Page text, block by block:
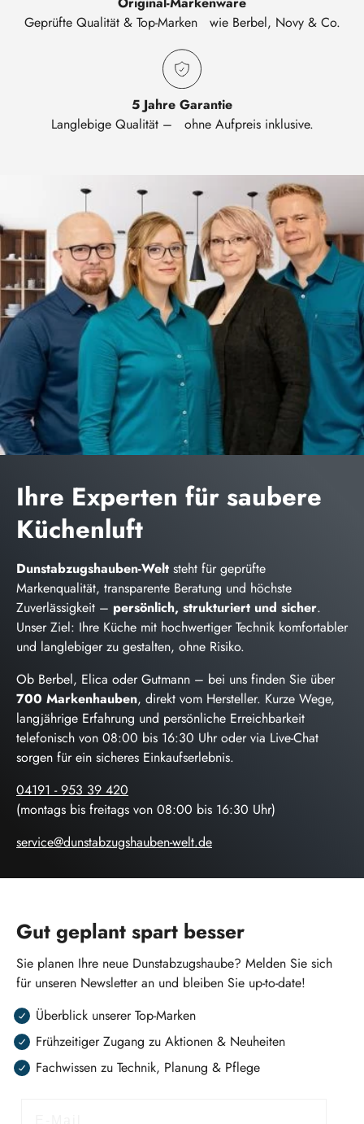
Geprüfte Qualität & Top-Marken wie Berbel, Novy & Co.
5 Jahre Garantie
Langlebige Qualität – ohne Aufpreis inklusive.
Ihre Experten für saubere
Küchenluft
Dunstabzugshauben-Welt steht für geprüfte
Markenqualität, transparente Beratung und höchste
Zuverlässigkeit – persönlich, strukturiert und sicher.
Unser Ziel: Ihre Küche mit hochwertiger Technik komfortabler
und langlebiger zu gestalten, ohne Risiko.
Ob Berbel, Elica oder Gutmann – bei uns finden Sie über
700 Markenhauben, direkt vom Hersteller. Kurze Wege,
langjährige Erfahrung und persönliche Erreichbarkeit
telefonisch von 08:00 bis 16:30 Uhr oder via Live-Chat
sorgen für ein sicheres Einkaufserlebnis.
04191 - 953 39 420
(montags bis freitags von 08:00 bis 16:30 Uhr)
service@dunstabzugshauben-welt.de
Gut geplant spart besser
Sie planen Ihre neue Dunstabzugshaube? Melden Sie sich
für unseren Newsletter an und bleiben Sie up-to-date!
Überblick unserer Top-Marken
Frühzeitiger Zugang zu Aktionen & Neuheiten
Fachwissen zu Technik, Planung & Pflege